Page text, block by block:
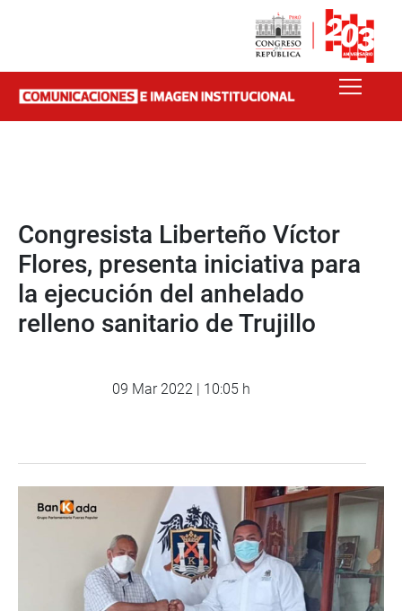
Congresista Liberteño Víctor
Flores, presenta iniciativa para
la ejecución del anhelado
relleno sanitario de Trujillo
09 Mar 2022 | 10:05 h